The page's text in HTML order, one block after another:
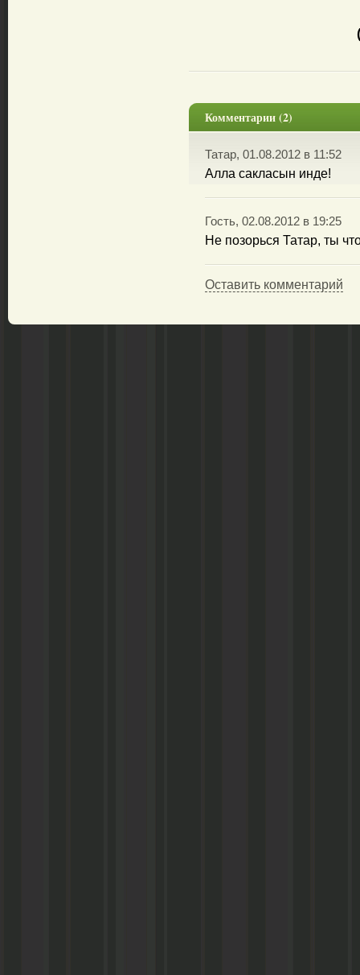
Комментарии (2)
Татар, 01.08.2012 в 11:52
Алла сакласын инде!
Гость, 02.08.2012 в 19:25
Не позорься Татар, ты
Оставить комментарий